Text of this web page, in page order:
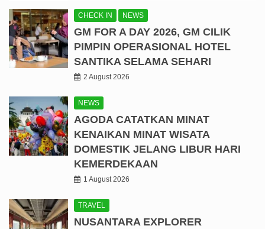
CHECK IN NEWS
GM FOR A DAY 2026, GM CILIK
PIMPIN OPERASIONAL HOTEL
SANTIKA SELAMA SEHARI
2 August 2026
NEWS
AGODA CATATKAN MINAT
KENAIKAN MINAT WISATA
DOMESTIK JELANG LIBUR HARI
KEMERDEKAAN
1 August 2026
TRAVEL
NUSANTARA EXPLORER